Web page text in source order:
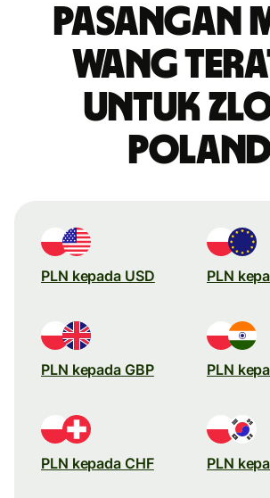
Pasangan
wang
untuk
PLN kepada USD PLN
PLN kepada GBP PLN
PLN kepada CHF PLN